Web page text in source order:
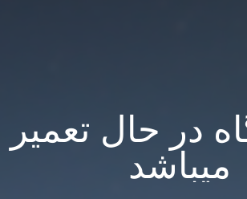
در حال تعمیر
میباشد